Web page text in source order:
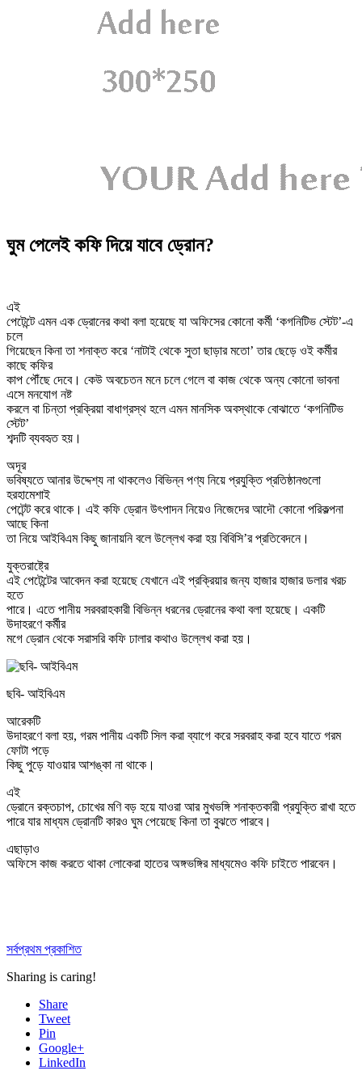
ঘুম পেলেই কফি দিয়ে যাবে ড্রোন?
এই
পেটেন্টে এমন এক ড্রোনের কথা বলা হয়েছে যা অফিসের কোনো কর্মী ‘কগনিটিভ স্টেট’-এ
চলে
গিয়েছেন কিনা তা শনাক্ত করে ‘নাটাই থেকে সুতা ছাড়ার মতো’ তার ছেড়ে ওই কর্মীর
কাছে কফির
কাপ পৌঁছে দেবে। কেউ অবচেতন মনে চলে গেলে বা কাজ থেকে অন্য কোনো ভাবনা
এসে মনযোগ নষ্ট
করলে বা চিন্তা প্রক্রিয়া বাধাগ্রস্থ হলে এমন মানসিক অবস্থাকে বোঝাতে ‘কগনিটিভ
স্টেট’
শব্দটি ব্যবহৃত হয়।
অদূর
ভবিষ্যতে আনার উদ্দেশ্য না থাকলেও বিভিন্ন পণ্য নিয়ে প্রযুক্তি প্রতিষ্ঠানগুলো
হরহামেশাই
পেটেন্ট করে থাকে। এই কফি ড্রোন উৎপাদন নিয়েও নিজেদের আদৌ কোনো পরিকল্পনা
আছে কিনা
তা নিয়ে আইবিএম কিছু জানায়নি বলে উল্লেখ করা হয় বিবিসি’র প্রতিবেদনে।
যুক্তরাষ্ট্রে
এই পেটেন্টের আবেদন করা হয়েছে যেখানে এই প্রক্রিয়ার জন্য হাজার হাজার ডলার খরচ
হতে
পারে। এতে পানীয় সরবরাহকারী বিভিন্ন ধরনের ড্রোনের কথা বলা হয়েছে। একটি
উদাহরণে কর্মীর
মগে ড্রোন থেকে সরাসরি কফি ঢালার কথাও উল্লেখ করা হয়।
ছবি- আইবিএম
আরেকটি
উদাহরণে বলা হয়, গরম পানীয় একটি সিল করা ব্যাগে করে সরবরাহ করা হবে যাতে গরম
ফোটা পড়ে
কিছু পুড়ে যাওয়ার আশঙ্কা না থাকে।
এই
ড্রোনে রক্তচাপ, চোখের মণি বড় হয়ে যাওরা আর মুখভঙ্গি শনাক্তকারী প্রযুক্তি রাখা হতে
পারে যার মাধ্যম ড্রোনটি কারও ঘুম পেয়েছে কিনা তা বুঝতে পারবে।
এছাড়াও
অফিসে কাজ করতে থাকা লোকেরা হাতের অঙ্গভঙ্গির মাধ্যমেও কফি চাইতে পারবেন।
সর্বপ্রথম প্রকাশিত
Sharing is caring!
Share
Tweet
Pin
Google+
LinkedIn